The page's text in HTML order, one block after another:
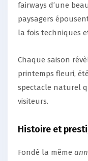
fairways d’une
paysagers
la fois techniques
Chaque saison
printemps fleuri,
spectacle naturel
visiteurs.
Histoire et
Fondé la même